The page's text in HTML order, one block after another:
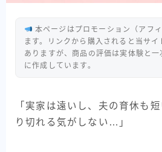
本ページはプロモーション（アフ
ます。リンクから購入されると当サ
ありますが、商品の評価は実体験と
に作成しています。
「実家は遠いし、夫の育休も
り切れる気がしない…」